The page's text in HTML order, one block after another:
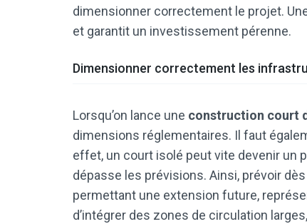
dimensionner correctement le projet.
et garantit un investissement pérenne.
Dimensionner correctement les
Lorsqu’on lance une construction court
dimensions réglementaires. Il faut
effet, un court isolé peut vite devenir un
dépasse les prévisions. Ainsi, prévoir
permettant une extension future,
d’intégrer des zones de circulation